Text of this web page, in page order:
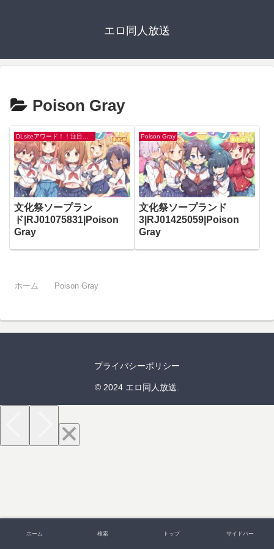
エロ同人放送
Poison Gray
DLsiteアワード！！注目マンガ・CG作品の特集です！
文化祭ソープラン
ド|RJ01075831|Poison
Gray
Poison Gray
文化祭ソープランド
3|RJ01425059|Poison
Gray
ホーム Poison Gray
プライバシーポリシー
© 2024 エロ同人放送.
ホーム 検索 トップ サイドバー